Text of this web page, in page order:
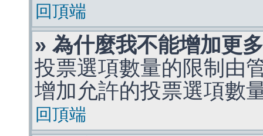
回頂端
» 為什麼我不能增加更
投票選項數量的限制由
增加允許的投票選項數
回頂端